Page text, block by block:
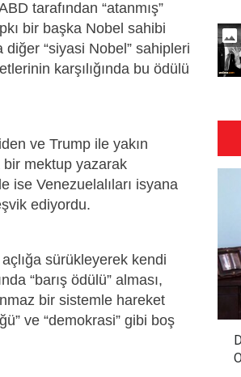
tarafından “atanmış”
bir başka Nobel sahibi
“siyasi Nobel” sahipleri
karşılığında bu ödülü
ve Trump ile yakın
bir mektup yazarak
ise Venezuelalıları isyana
ediyordu.
sürükleyerek kendi
“barış ödülü” alması,
bir sistemle hareket
ve “demokrasi” gibi boş